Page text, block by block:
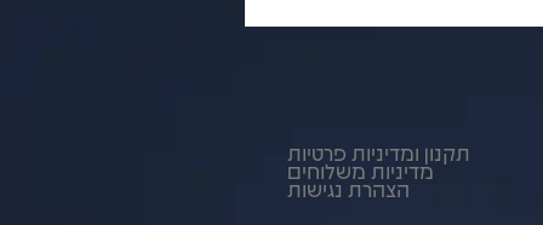
תקנון ומדיניות פרטיות
מדיניות משלוחים
הצהרת נגישות